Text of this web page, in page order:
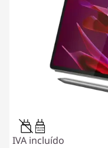
20W-60W
USB PD
IVA incluído